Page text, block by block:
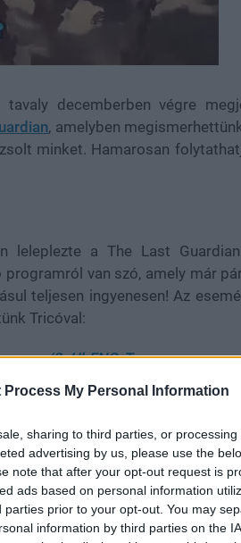
Process My Personal Information
sharing to third parties, or
advertising by us, please use the
note that after your opt-out request is
ads based on personal information
parties prior to your opt-out. You may
information by third parties on the
decemberben végre
, amelyben
minket. Hamarosan
leleplezte a The Last
van szó, amely már
teljesen ingyenesen! Az
Tricóval:
8zUbFNOrTp
Last Guardiant, annak érdemes
Jön a második forduló! (X)